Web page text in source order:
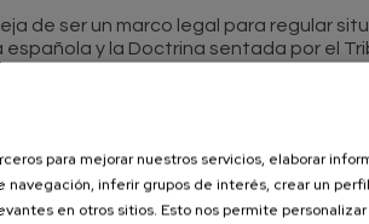
de ser un marco legal para regular
y la Doctrina sentada por el
mitigación de la responsabilidad
está generalizada la
bien por falta de
para mejorar nuestros servicios, elaborar
navegación, inferir grupos de interés, crear un
en otros sitios. Esto nos permite